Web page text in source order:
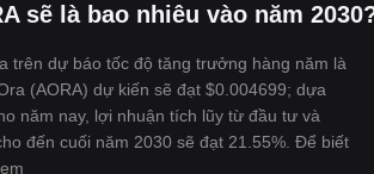
sẽ là bao nhiêu vào năm
trên dự báo tốc độ tăng trưởng hàng năm là
(AORA) dự kiến sẽ đạt $0.004699; dựa
năm nay, lợi nhuận tích lũy từ đầu tư và
đến cuối năm 2030 sẽ đạt 21.55%. Để biết